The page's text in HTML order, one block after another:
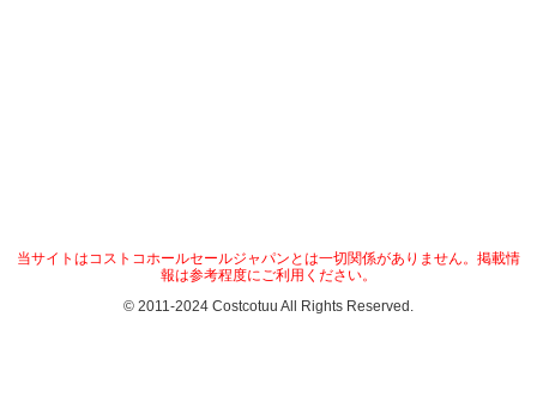
当サイトはコストコホールセールジャパンとは一切関係がありません。掲載情
報は参考程度にご利用ください。
© 2011-2024 Costcotuu All Rights Reserved.